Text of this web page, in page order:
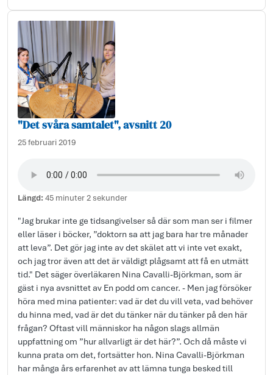
"Det svåra samtalet", avsnitt 20
25 februari 2019
Längd:45 minuter 2 sekunder
"Jag brukar inte ge tidsangivelser så där som man ser i filmer
eller läser i böcker, ”doktorn sa att jag bara har tre månader
att leva”. Det gör jag inte av det skälet att vi inte vet exakt,
och jag tror även att det är väldigt plågsamt att få en utmätt
tid." Det säger överläkaren Nina Cavalli-Björkman, som är
gäst i nya avsnittet av En podd om cancer. - Men jag försöker
höra med mina patienter: vad är det du vill veta, vad behöver
du hinna med, vad är det du tänker när du tänker på den här
frågan? Oftast vill människor ha någon slags allmän
uppfattning om ”hur allvarligt är det här?”. Och då måste vi
kunna prata om det, fortsätter hon. Nina Cavalli-Björkman
har många års erfarenhet av att lämna tunga besked till